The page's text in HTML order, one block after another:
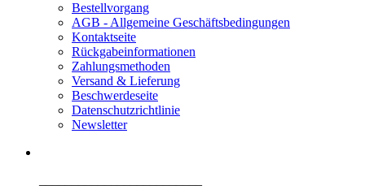
Bestellvorgang
AGB - Allgemeine Geschäftsbedingungen
Kontaktseite
Rückgabeinformationen
Zahlungsmethoden
Versand & Lieferung
Beschwerdeseite
Datenschutzrichtlinie
Newsletter